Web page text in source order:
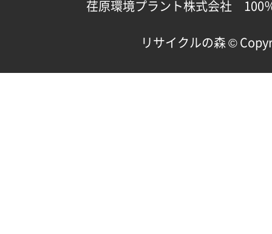
荏原環境プラント株式会社 100
リサイクルの森 ©